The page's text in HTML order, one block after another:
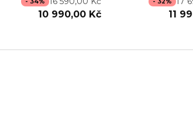
10 990,00 Kč 11